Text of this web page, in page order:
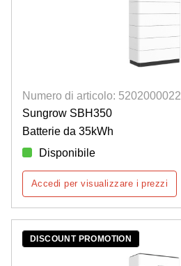
Numero di articolo: 5202000022
Sungrow SBH350
Batterie da 35kWh
Disponibile
Accedi per visualizzare i prezzi
DISCOUNT PROMOTION